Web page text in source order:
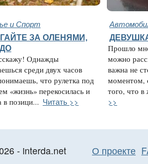
и Спорт
ЗА ОЛЕНЯМИ,
Однажды
среди двух часов
что рулетка под
«жизнь» перекосилась и
в позици... Читать >>
Прошло
можно
важна не
моментом,
того, что
>>
- interda.net О проекте